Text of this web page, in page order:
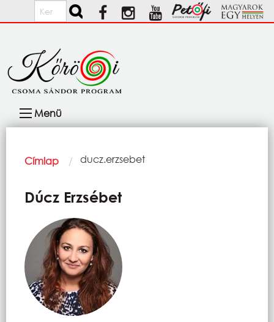
Ugrás a tartalomra
Keresés
navigáció
Menü
Morzsa
Címlap Current:
ducz.erzsebet
Dúcz Erzsébet